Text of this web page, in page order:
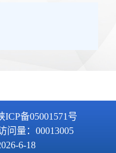
备05001571号
问量： 00013005
-6-18